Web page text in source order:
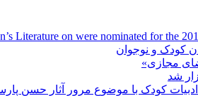
Literature on were nominated for the
کودک و نوجوان
مجازی»
شد
کودک با موضوع مرور آثار حسن